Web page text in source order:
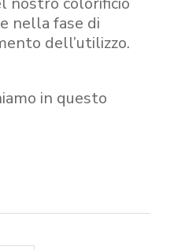
nella fase di
dell’utilizzo.
in questo